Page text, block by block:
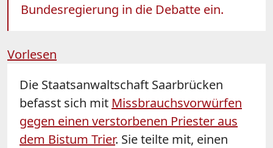
Bundesregierung in die Debatte ein.
Vorlesen
Die Staatsanwaltschaft Saarbrücken
befasst sich mit Missbrauchsvorwürfen
gegen einen verstorbenen Priester aus
dem Bistum Trier. Sie teilte mit, einen